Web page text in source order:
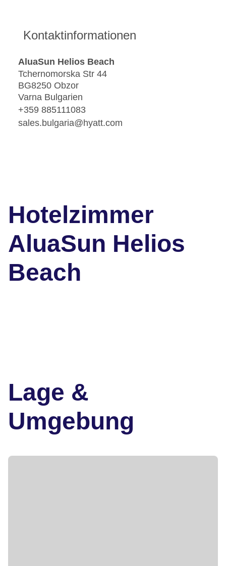
Kontaktinformationen
AluaSun Helios Beach
Tchernomorska Str 44
BG8250 Obzor
Varna Bulgarien
+359 885111083
sales.bulgaria@hyatt.com
Hotelzimmer
AluaSun Helios
Beach
Lage &
Umgebung